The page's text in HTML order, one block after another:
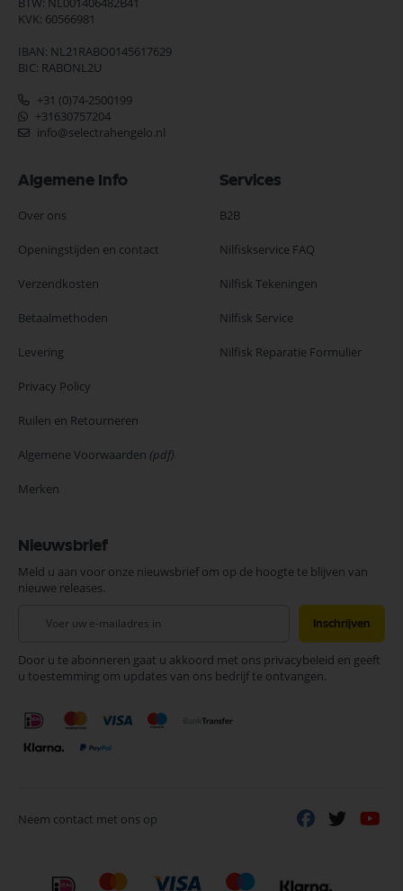
KVK: 60566981
IBAN: NL21RABO0145617629
BIC: RABONL2U
+31 (0)74-2500199
+31630757204
info@selectrahengelo.nl
Algemene Info
Over ons
Openingstijden en contact
Verzendkosten
Betaalmethoden
Levering
Privacy Policy
Ruilen en Retourneren
Algemene Voorwaarden (pdf)
Merken
Services
B2B
Nilfiskservice FAQ
Nilfisk Tekeningen
Nilfisk Service
Nilfisk Reparatie Formulier
Nieuwsbrief
Meld u aan voor onze nieuwsbrief om op de hoogte te blijven van
nieuwe releases.
onze
nieuwsbrief
Inschrijven
Door u te abonneren gaat u akkoord met ons privacybeleid en geeft
u toestemming om updates van ons bedrijf te ontvangen.
Neem contact met ons op